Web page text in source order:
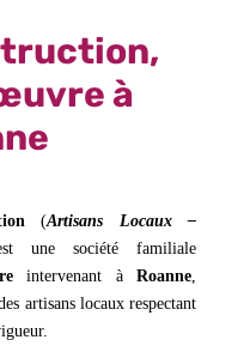
à
(Artisans Locaux –
une société familiale
intervenant àRoanne
artisans locaux respectant